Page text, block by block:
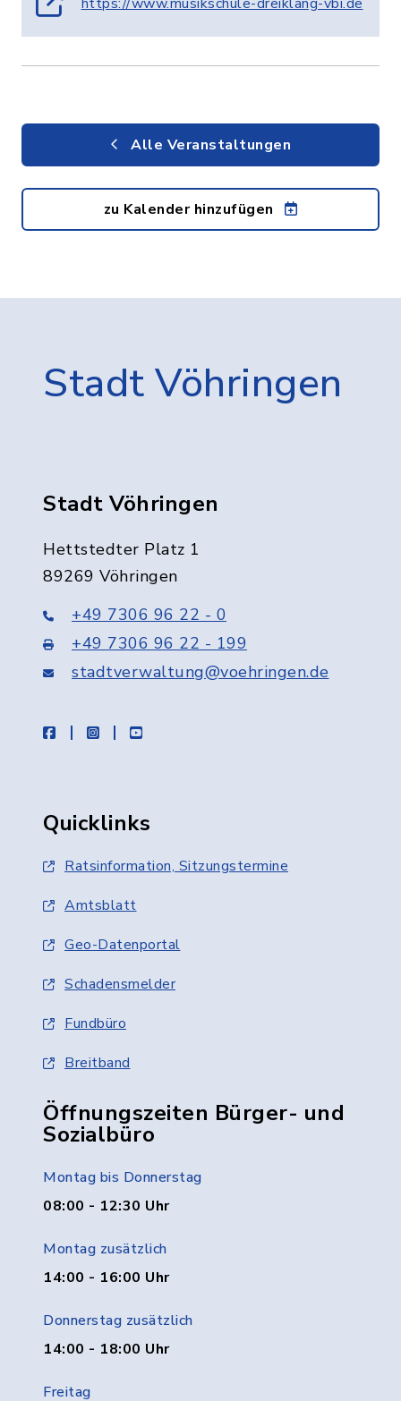
Alle Veranstaltungen
zu Kalender hinzufügen
Stadt Vöhringen
Stadt Vöhringen
Hettstedter Platz 1
89269 Vöhringen
+49 7306 96 22 - 0
+49 7306 96 22 - 199
stadtverwaltung@voehringen.de
facebookinstagramyoutube
Quicklinks
Ratsinformation, Sitzungstermine
Amtsblatt
Geo-Datenportal
Schadensmelder
Fundbüro
Breitband
Öffnungszeiten Bürger- und
Sozialbüro
Montag bis Donnerstag
08:00 - 12:30 Uhr
Montag zusätzlich
14:00 - 16:00 Uhr
Donnerstag zusätzlich
14:00 - 18:00 Uhr
Freitag